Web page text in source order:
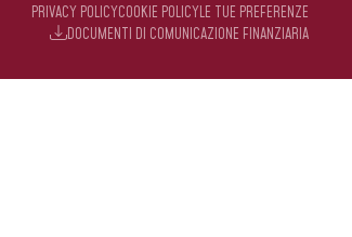
PRIVACY POLICYCOOKIE POLICYLE TUE PREFERENZE
DOCUMENTI DI COMUNICAZIONE FINANZIARIA